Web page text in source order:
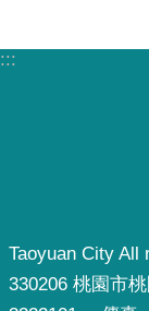
:::
Taoyuan City All
330206 桃園市